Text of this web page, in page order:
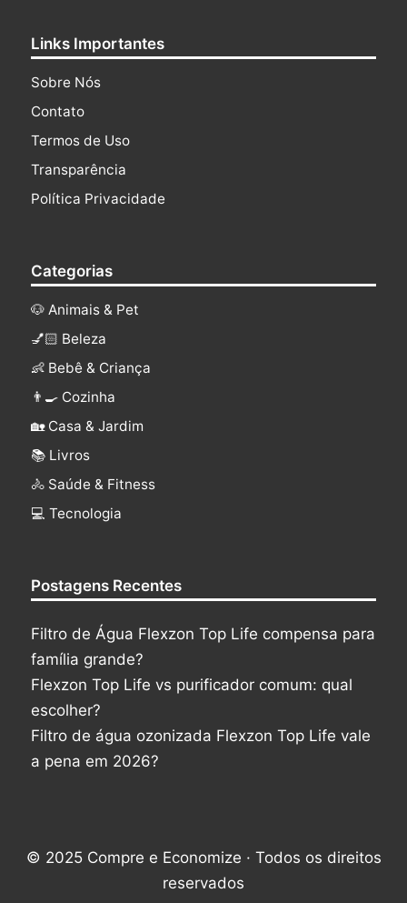
Links Importantes
Sobre Nós
Contato
Termos de Uso
Transparência
Política Privacidade
Categorias
🐶 Animais & Pet
💅🏻 Beleza
👶 Bebê & Criança
👨‍🍳 Cozinha
🏡 Casa & Jardim
📚 Livros
🚴 Saúde & Fitness
‍💻 Tecnologia
Postagens Recentes
Filtro de Água Flexzon Top Life compensa para
família grande?
Flexzon Top Life vs purificador comum: qual
escolher?
Filtro de água ozonizada Flexzon Top Life vale
a pena em 2026?
© 2025 Compre e Economize · Todos os direitos
reservados